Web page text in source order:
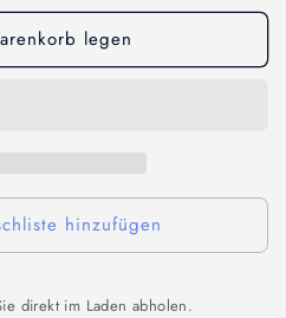
legen
hinzufügen
direkt im Laden abholen.